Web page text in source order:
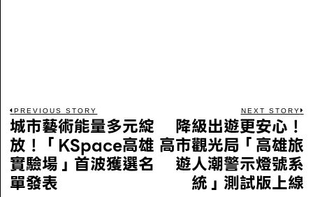
PREVIOUS STORY
城市藝術能量多元綻
放！「KSpace高雄
實驗場」首波獲選名
單發表
NEXT STORY
降級出遊更安心！
高市觀光局「高雄旅
遊人潮警示燈號系
統」測試版上線